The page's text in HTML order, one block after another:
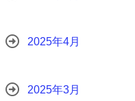
2025年4月
2025年3月